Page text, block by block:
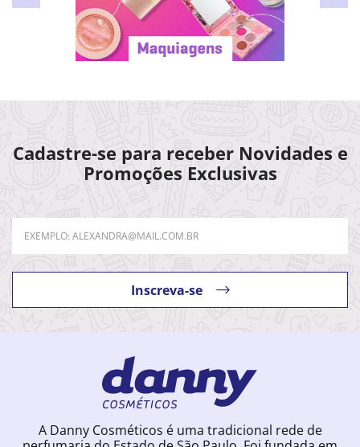
Cadastre-se para receber Novidades e
Promoções Exclusivas
Inscreva-se
A Danny Cosméticos é uma tradicional rede de